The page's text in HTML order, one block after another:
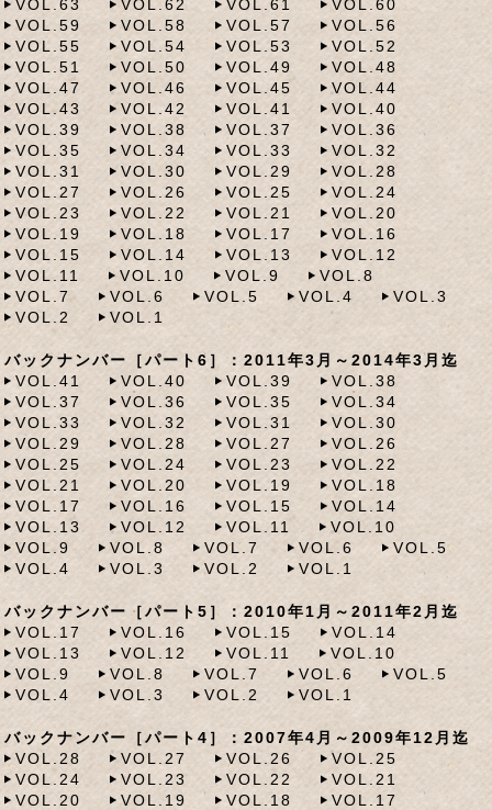
VOL.63 VOL.62 VOL.61
VOL.60
VOL.59
VOL.58 VOL.57
VOL.56
VOL.55
VOL.54 VOL.53
VOL.52
VOL.51
VOL.50 VOL.49
VOL.48
VOL.47
VOL.46 VOL.45
VOL.44
VOL.43
VOL.42 VOL.41
VOL.40
VOL.39
VOL.38 VOL.37
VOL.36
VOL.35
VOL.34 VOL.33
VOL.32
VOL.31
VOL.30 VOL.29
VOL.28
VOL.27
VOL.26 VOL.25
VOL.24
VOL.23
VOL.22 VOL.21
VOL.20
VOL.19
VOL.18 VOL.17
VOL.16
VOL.15
VOL.14 VOL.13
VOL.12
VOL.11
VOL.10 VOL.9
VOL.8
VOL.7
VOL.6 VOL.5 VOL.4
VOL.3
VOL.2
VOL.1
バックナンバー［パート6］：2011年3月～2014年3月迄
VOL.41
VOL.40 VOL.39
VOL.38
VOL.37
VOL.36 VOL.35
VOL.34
VOL.33
VOL.32 VOL.31
VOL.30
VOL.29
VOL.28 VOL.27
VOL.26
VOL.25
VOL.24 VOL.23
VOL.22
VOL.21
VOL.20 VOL.19
VOL.18
VOL.17
VOL.16 VOL.15
VOL.14
VOL.13
VOL.12 VOL.11
VOL.10
VOL.9
VOL.8 VOL.7 VOL.6
VOL.5
VOL.4
VOL.3 VOL.2 VOL.1
バックナンバー［パート5］：2010年1月～2011年2月迄
VOL.17
VOL.16 VOL.15
VOL.14
VOL.13
VOL.12 VOL.11
VOL.10
VOL.9
VOL.8 VOL.7 VOL.6
VOL.5
VOL.4
VOL.3 VOL.2 VOL.1
バックナンバー［パート4］：2007年4月～2009年12月迄
VOL.28
VOL.27 VOL.26
VOL.25
VOL.24
VOL.23 VOL.22
VOL.21
VOL.20
VOL.19 VOL.18
VOL.17